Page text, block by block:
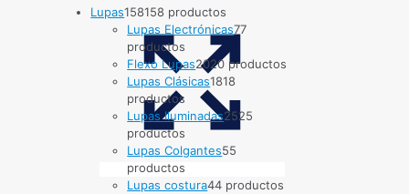
Lupas158158 productos
Lupas Electrónicas77
productos
Flexo Lupas2020 productos
Lupas Clásicas1818
productos
Lupas Iluminadas2525
productos
Lupas Colgantes55
productos
Lupas costura44 productos